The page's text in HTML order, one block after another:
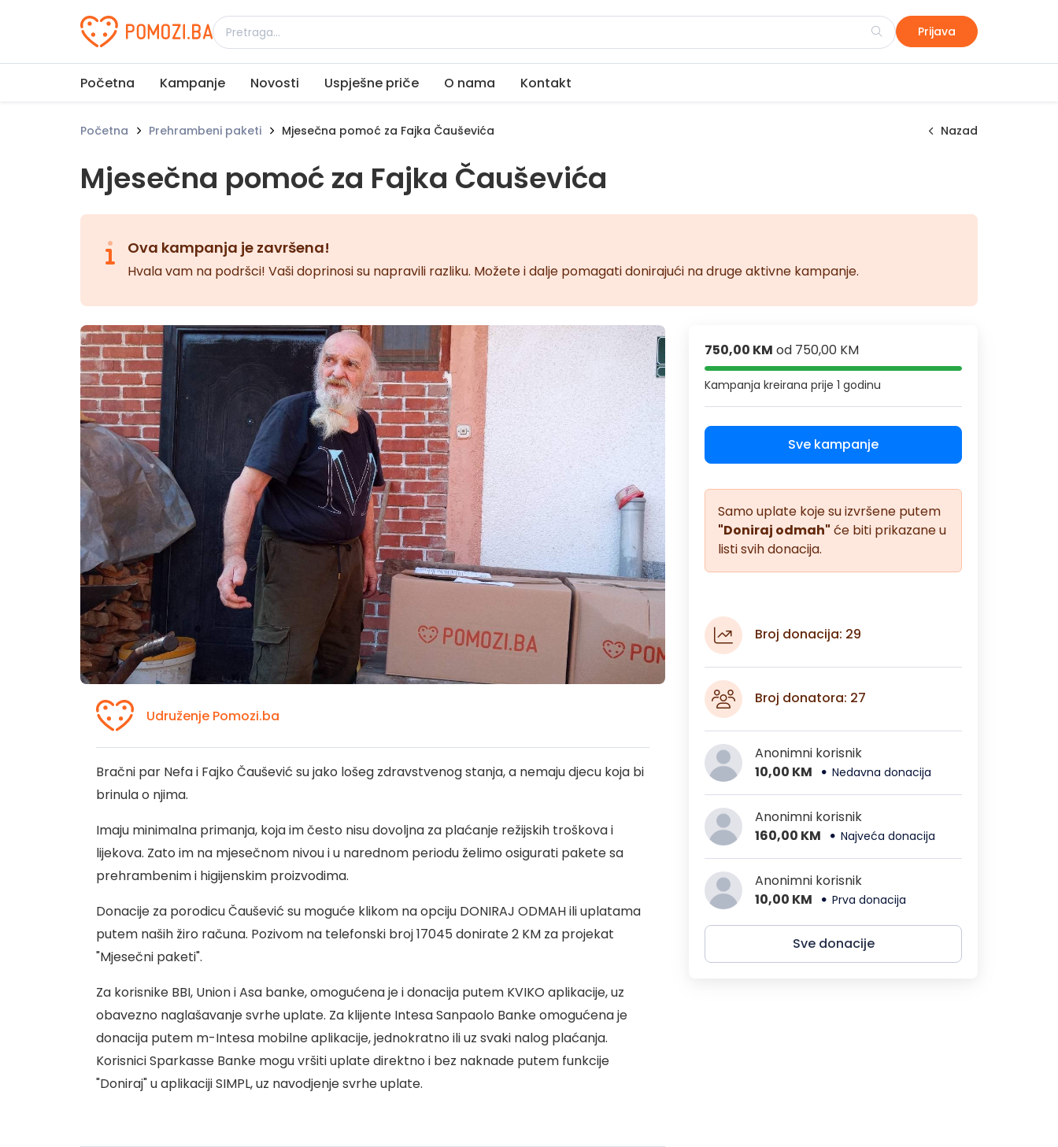
Udruženje Pomozi.ba Prijava
Početna Kampanje Novosti Uspješne priče O nama Kontakt
Početna Prehrambeni paketi Mjesečna pomoć za Fajka Čauševića Nazad
Mjesečna pomoć za Fajka Čauševića
Ova kampanja je završena!
Hvala vam na podršci! Vaši doprinosi su napravili razliku. Možete i dalje pomagati donirajući na druge aktivne kampanje.
Udruženje Pomozi.ba
Bračni par Nefa i Fajko Čaušević su jako lošeg zdravstvenog stanja, a nemaju djecu koja bi
brinula o njima.
Imaju minimalna primanja, koja im često nisu dovoljna za plaćanje režijskih troškova i
lijekova. Zato im na mjesečnom nivou i u narednom periodu želimo osigurati pakete sa
prehrambenim i higijenskim proizvodima.
Donacije za porodicu Čaušević su moguće klikom na opciju DONIRAJ ODMAH ili uplatama
putem naših žiro računa. Pozivom na telefonski broj 17045 donirate 2 KM za projekat
"Mjesečni paketi".
Za korisnike BBI, Union i Asa banke, omogućena je i donacija putem KVIKO aplikacije, uz
obavezno naglašavanje svrhe uplate. Za klijente Intesa Sanpaolo Banke omogućena je
donacija putem m-Intesa mobilne aplikacije, jednokratno ili uz svaki nalog plaćanja.
Korisnici Sparkasse Banke mogu vršiti uplate direktno i bez naknade putem funkcije
"Doniraj" u aplikaciji SIMPL, uz navodjenje svrhe uplate.
750,00 KM od 750,00 KM
Kampanja kreiranaprije 1 godinu
Sve kampanje
Samo uplate koje su izvršene putem
"Doniraj odmah" će biti prikazane u
listi svih donacija.
Broj donacija: 29
Broj donatora: 27
Anonimni korisnik
10,00 KM
Nedavna donacija
Anonimni korisnik
160,00 KM
Najveća donacija
Anonimni korisnik
10,00 KM
Prva donacija
Sve donacije